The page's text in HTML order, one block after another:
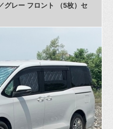
グレー フロント （5枚）セ